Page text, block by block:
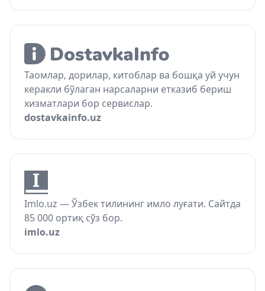
Таомлар, дорилар, китоблар ва бошқа уй учун
керакли бўлаган нарсаларни етказиб бериш
хизматлари бор сервислар.
dostavkainfo.uz
Imlo.uz — Ўзбек тилининг имло луғати. Сайтда
85 000 ортиқ сўз бор.
imlo.uz